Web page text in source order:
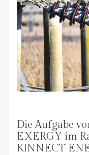
Die Aufgabe
EXERGY im
KINNECT